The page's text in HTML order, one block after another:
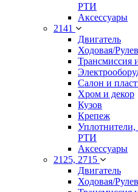
РТИ
Аксессуары
2141
Двигатель
Ходовая/
Салон и
Хром и декор
Кузов
Крепеж
РТИ
Аксессуары
2125, 2715
Двигатель
Ходовая/